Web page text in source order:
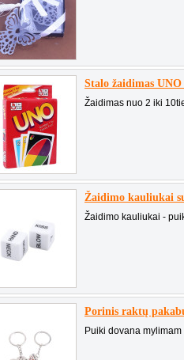
Stalo žaidimas
Žaidimas nuo 2 iki
Žaidimo kauliukai
Žaidimo kauliukai -
Porinis raktų
Puiki dovana